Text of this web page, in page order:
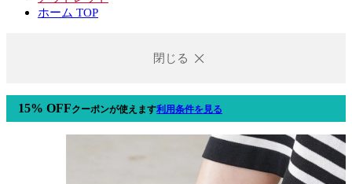
ホーム TOP
閉じる
15% OFFクーポンが使えます利用条件を見る